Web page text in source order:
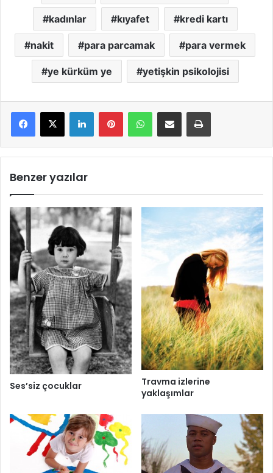
kadınlar kıyafet kredi kartı
nakit para parcamak para vermek
ye kürküm ye yetişkin psikolojisi
Benzer yazılar
Ses’siz çocuklar
Travma izlerine
yaklaşımlar